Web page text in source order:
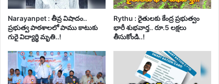
Narayanpet : తీవ్ర విషాదం..
ప్రభుత్వ పాఠశాలలో పాము కాటుకు
గురై విద్యార్థి మృతి..!
Rythu : రైతులకు కేంద్ర ప్రభుత్వం
భారీ శుభవార్త.. రూ.5 లక్షలు
తీసుకోండి..!